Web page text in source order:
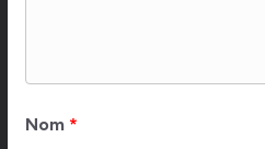
Nom *